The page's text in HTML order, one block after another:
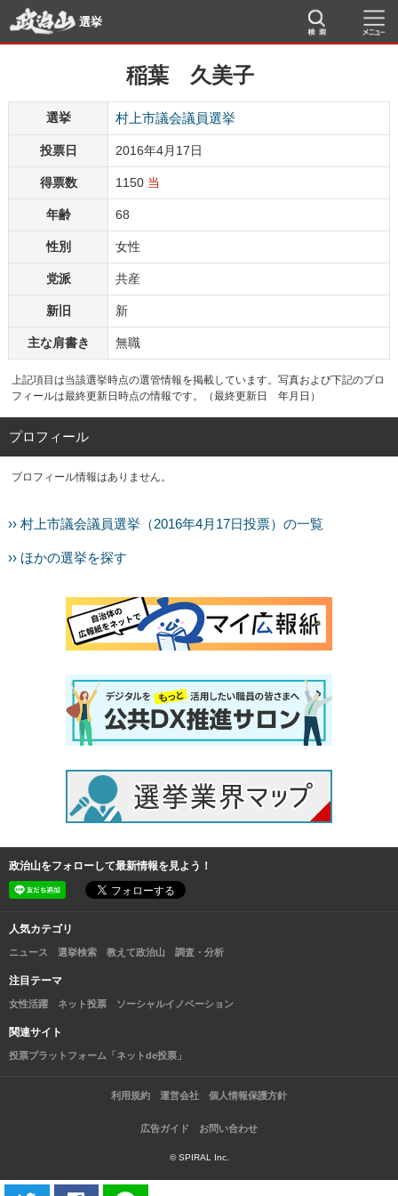
選挙
稲葉 久美子
選挙 村上市議会議員選挙
投票日 2016年4月17日
得票数 1150 当
年齢 68
性別 女性
党派 共産
新旧 新
主な肩書き 無職
上記項目は当該選挙時点の選管情報を掲載しています。写真および下記のプロ
フィールは最終更新日時点の情報です。（最終更新日 年月日）
プロフィール
プロフィール情報はありません。
›› 村上市議会議員選挙（2016年4月17日投票）の一覧
›› ほかの選挙を探す
政治山をフォローして最新情報を見よう！
人気カテゴリ
ニュース 選挙検索 教えて政治山 調査・分析
注目テーマ
女性活躍 ネット投票 ソーシャルイノベーション
関連サイト
投票プラットフォーム「ネットde投票」
利用規約 運営会社 個人情報保護方針
広告ガイド お問い合わせ
© SPIRAL Inc.